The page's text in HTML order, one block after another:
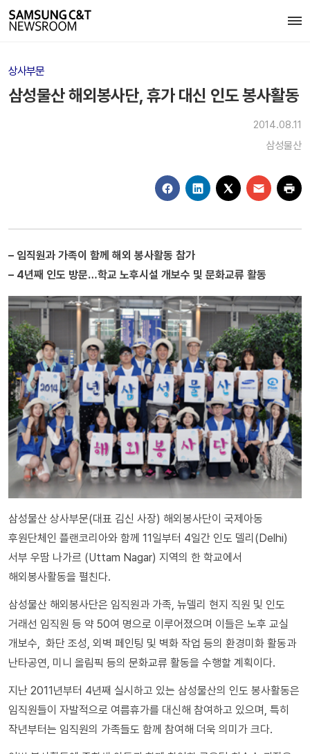
상사부문
삼성물산 해외봉사단, 휴가 대신 인도 봉사활동
2014.08.11
삼성물산
– 임직원과 가족이 함께 해외 봉사활동 참가
– 4년째 인도 방문…학교 노후시설 개보수 및 문화교류 활동
삼성물산 상사부문(대표 김신 사장) 해외봉사단이 국제아동
후원단체인 플랜코리아와 함께 11일부터 4일간 인도 델리(Delhi)
서부 우땀 나가르 (Uttam Nagar) 지역의 한 학교에서
해외봉사활동을 펼친다.
삼성물산 해외봉사단은 임직원과 가족, 뉴델리 현지 직원 및 인도
거래선 임직원 등 약 50여 명으로 이루어졌으며 이들은 노후 교실
개보수, 화단 조성, 외벽 페인팅 및 벽화 작업 등의 환경미화 활동과
난타공연, 미니 올림픽 등의 문화교류 활동을 수행할 계획이다.
지난 2011년부터 4년째 실시하고 있는 삼성물산의 인도 봉사활동은
임직원들이 자발적으로 여름휴가를 대신해 참여하고 있으며, 특히
작년부터는 임직원의 가족들도 함께 참여해 더욱 의미가 크다.